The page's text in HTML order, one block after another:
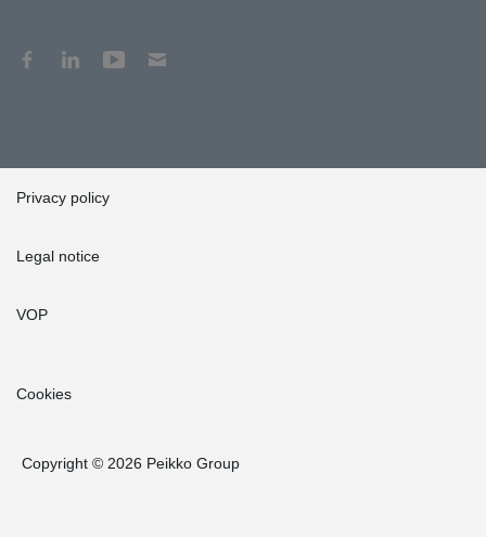
Privacy policy
Legal notice
VOP
Cookies
Copyright © 2026 Peikko Group